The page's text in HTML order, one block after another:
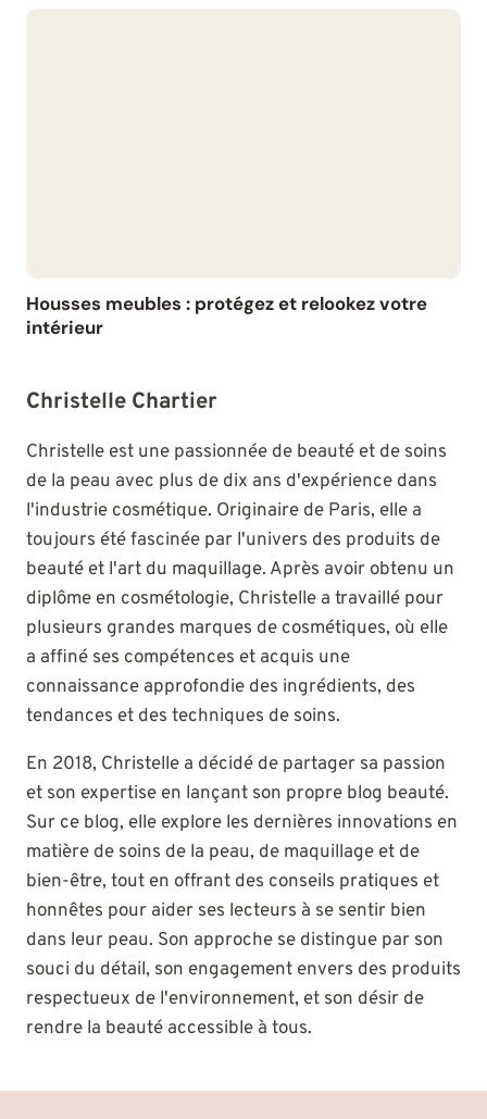
Housses meubles : protégez et relookez votre
intérieur
Christelle Chartier
Christelle est une passionnée de beauté et de soins
de la peau avec plus de dix ans d'expérience dans
l'industrie cosmétique. Originaire de Paris, elle a
toujours été fascinée par l'univers des produits de
beauté et l'art du maquillage. Après avoir obtenu un
diplôme en cosmétologie, Christelle a travaillé pour
plusieurs grandes marques de cosmétiques, où elle
a affiné ses compétences et acquis une
connaissance approfondie des ingrédients, des
tendances et des techniques de soins.
En 2018, Christelle a décidé de partager sa passion
et son expertise en lançant son propre blog beauté.
Sur ce blog, elle explore les dernières innovations en
matière de soins de la peau, de maquillage et de
bien-être, tout en offrant des conseils pratiques et
honnêtes pour aider ses lecteurs à se sentir bien
dans leur peau. Son approche se distingue par son
souci du détail, son engagement envers des produits
respectueux de l'environnement, et son désir de
rendre la beauté accessible à tous.